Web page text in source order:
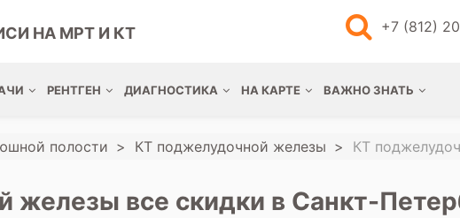
НА МРТ И КТ +7 (812)
РЕНТГЕН ДИАГНОСТИКА НА КАРТЕ ВАЖНО ЗНАТЬ
полости КТ поджелудочной железы КТ
железы все скидки в Санкт-